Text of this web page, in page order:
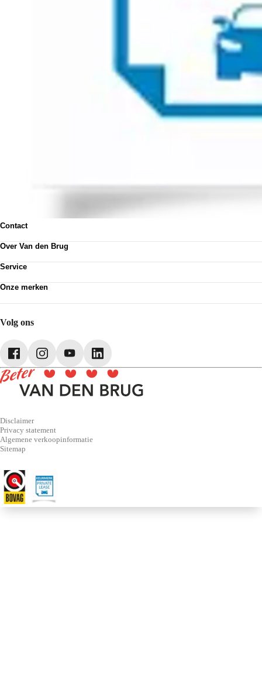
Contact
Vestigingen
Van den Brug account
Over Van den Brug
Over Van den Brug
Partnerships
Service
Pechhulp
Onze merken
SEAT
Volkswagen Bedrijfswagens
Volg ons
Disclaimer
Privacy statement
Algemene verkoopinformatie
Sitemap